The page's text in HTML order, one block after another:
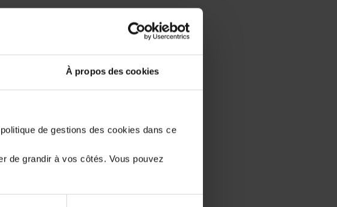
À propos des cookies
de gestions des cookies dans ce
de grandir à vos côtés. Vous pouvez
€